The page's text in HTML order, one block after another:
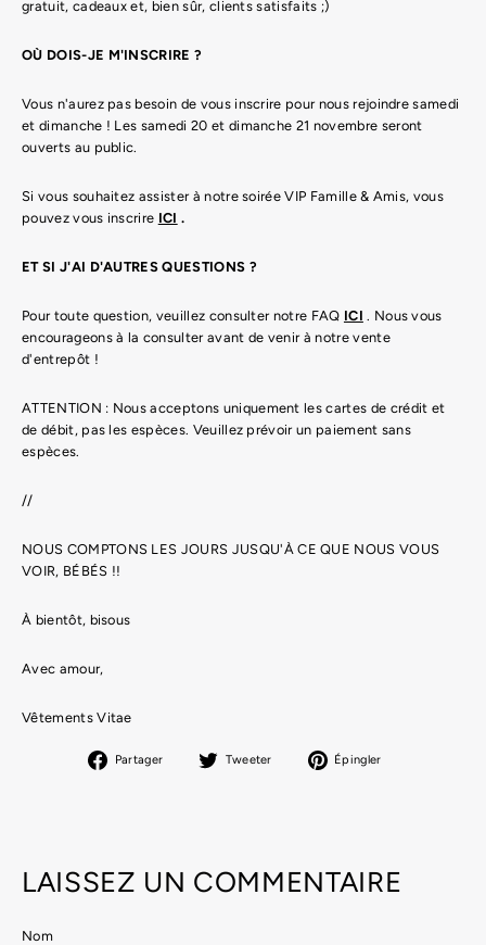
gratuit, cadeaux et, bien sûr, clients satisfaits ;)
OÙ DOIS-JE M'INSCRIRE ?
Vous n'aurez pas besoin de vous inscrire pour nous rejoindre samedi
et dimanche ! Les samedi 20 et dimanche 21 novembre seront
ouverts au public.
Si vous souhaitez assister à notre soirée VIP Famille & Amis, vous
pouvez vous inscrire ICI .
ET SI J'AI D'AUTRES QUESTIONS ?
Pour toute question, veuillez consulter notre FAQ ICI . Nous vous
encourageons à la consulter avant de venir à notre vente
d'entrepôt !
ATTENTION : Nous acceptons uniquement les cartes de crédit et
de débit, pas les espèces. Veuillez prévoir un paiement sans
espèces.
//
NOUS COMPTONS LES JOURS JUSQU'À CE QUE NOUS VOUS
VOIR, BÉBÉS !!
À bientôt, bisous
Avec amour,
Vêtements Vitae
Partager
PartagerTweeter
TweeterÉpingler
LAISSEZ UN COMMENTAIRE
Nom